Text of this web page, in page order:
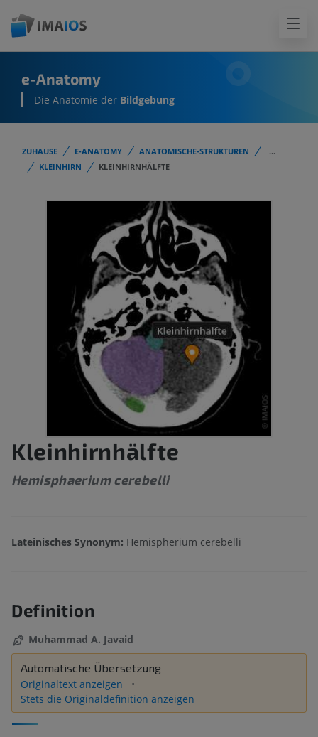
e-Anatomy
Die Anatomie der Bildgebung
ZUHAUSE E-ANATOMY ANATOMISCHE-STRUKTUREN
...
KLEINHIRN
KLEINHIRNHÄLFTE
Kleinhirnhälfte
Hemisphaerium cerebelli
Lateinisches Synonym: Hemispherium cerebelli
Definition
Muhammad A. Javaid
Automatische Übersetzung
Originaltext anzeigen
Stets die Originaldefinition anzeigen